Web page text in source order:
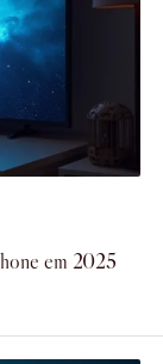
em 2025